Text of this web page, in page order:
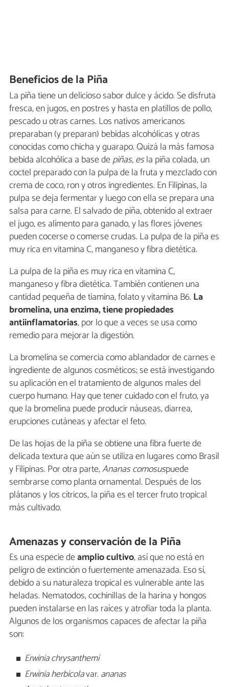
Beneficios de la Piña
La piña tiene un delicioso sabor dulce y ácido. Se disfruta
fresca, en jugos, en postres y hasta en platillos de pollo,
pescado u otras carnes. Los nativos americanos
preparaban (y preparan) bebidas alcohólicas y otras
conocidas como chicha y guarapo. Quizá la más famosa
bebida alcohólica a base depiñas, esla piña colada, un
coctel preparado con la pulpa de la fruta y mezclado con
crema de coco, ron y otros ingredientes. En Filipinas, la
pulpa se deja fermentar y luego con ella se prepara una
salsa para carne. El salvado de piña, obtenido al extraer
el jugo, es alimento para ganado, y las flores jóvenes
pueden cocerse o comerse crudas. La pulpa de la piña es
muy rica en vitamina C, manganeso y fibra dietética.
La pulpa de la piña es muy rica en vitamina C,
manganeso y fibra dietética. También contienen una
cantidad pequeña de tiamina, folato y vitamina B6. La
bromelina, una enzima, tiene propiedades
antiinflamatorias, por lo que a veces se usa como
remedio para mejorar la digestión.
La bromelina se comercia como ablandador de carnes e
ingrediente de algunos cosméticos; se está investigando
su aplicación en el tratamiento de algunos males del
cuerpo humano. Hay que tener cuidado con el fruto, ya
que la bromelina puede producir náuseas, diarrea,
erupciones cutáneas y afectar el feto.
De las hojas de la piña se obtiene una fibra fuerte de
delicada textura que aún se utiliza en lugares como Brasil
y Filipinas. Por otra parte,Ananas comosuspuede
sembrarse como planta ornamental. Después de los
plátanos y los cítricos, la piña es el tercer fruto tropical
más cultivado.
Amenazas y conservación de la Piña
Es una especie deamplio cultivo, así que no está en
peligro de extinción o fuertemente amenazada. Eso sí,
debido a su naturaleza tropical es vulnerable ante las
heladas. Nematodos, cochinillas de la harina y hongos
pueden instalarse en las raíces y atrofiar toda la planta.
Algunos de los organismos capaces de afectar la piña
son:
Erwinia chrysanthemi
Erwinia herbicolavar. ananas